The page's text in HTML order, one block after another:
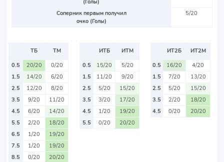
(Голы)
Соперник первым получил
очко (Голы)
5/20
ТБ
ТМ
0.5
20/20
0/20
1.5
14/20
6/20
2.5
12/20
8/20
3.5
9/20
11/20
4.5
6/20
14/20
5.5
2/20
18/20
6.5
1/20
19/20
7.5
1/20
19/20
8.5
0/20 20/20
ИТБ
ИТМ
0.5
15/20
5/20
1.5
11/20
9/20
2.5
5/20
15/20
3.5
3/20
17/20
4.5
1/20
19/20
5.5
0/20 20/20
ИТ2Б
ИТ2М
0.5
16/20
4/20
1.5
7/20
13/20
2.5
5/20
15/20
3.5
2/20
18/20
4.5
0/20 20/20